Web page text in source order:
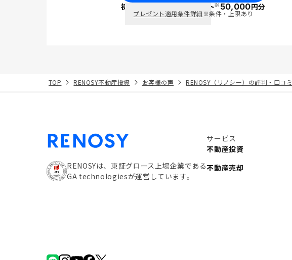
初回面談で ポイント※50,000円分
プレゼント適用条件詳細※条件・上限あり
TOP RENOSY不動産投資 お客様の声 RENOSY（リノシー）の評判・口コミ
RENOSYは、東証グロース上場企業である
GA technologiesが運営しています。
サービス
不動産投資
不動産売却